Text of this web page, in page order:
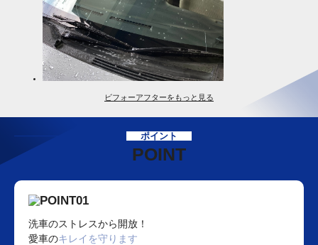
ビフォーアフターをもっと見る
ポイント
POINT
洗車のストレスから開放！
愛車のキレイを守ります